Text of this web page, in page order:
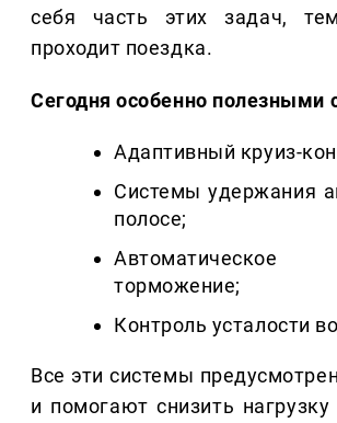
себя часть этих задач,
проходит поездка.
Сегодня особенно полезными
Адаптивный круиз-
Системы удержания
полосе;
Автоматическое
торможение;
Контроль усталости
Все эти системы
и помогают снизить нагрузку